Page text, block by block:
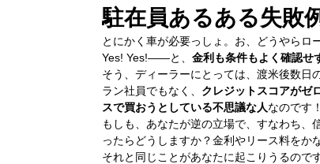
駐在員あるある失敗
とにかく車が必要っしょ。お、どうやらロ
Yes! Yes!――と、金利も条件もよく確認せ
そう、ディーラーにとっては、渡米後数日
ラン社員でもなく、 クレジットスコアがゼ
スで買おうとしている不思議な人なのです！
もしも、あなたが逆の立場で、すなわち
ったらどうしますか？金利やリース料をか
それと同じことがあなたに起こりうるの